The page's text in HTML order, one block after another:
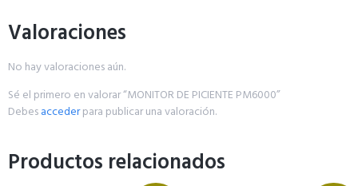
Valoraciones
No hay valoraciones aún.
Sé el primero en valorar “MONITOR DE PICIENTE PM6000”
Debesaccederpara publicar una valoración.
Productos relacionados